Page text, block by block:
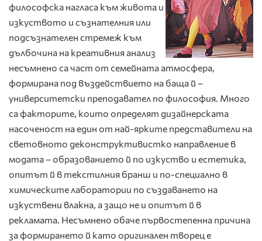
философска нагласа към живота и
изкуството и съзнателния или
подсъзнателен стремеж към
дълбочина на креативния анализ
несъмнено са част от семейната атмосфера,
формирана под въздействието на баща й –
университетски преподавател по философия. Много
са факторите, които определят дизайнерската
насоченост на един от най-ярките представители на
световното деконструктивистко направление в
модата – образованието й по изкуство и естетика,
опитът й в текстилния бранш и по-специално в
химическите лаборатории по създаването на
изкуствени влакна, а защо не и опитът й в
рекламата. Несъмнено обаче първостепенна причина
за формирането й като оригинален творец е